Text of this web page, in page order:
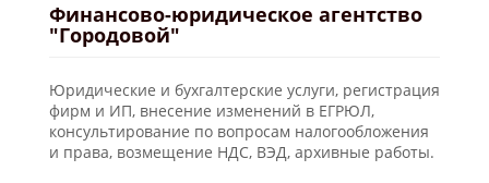
Финансово-юридическое агентство
"Городовой"
Юридические и бухгалтерские услуги, регистрация
фирм и ИП, внесение изменений в ЕГРЮЛ,
консультирование по вопросам налогообложения
и права, возмещение НДС, ВЭД, архивные работы.